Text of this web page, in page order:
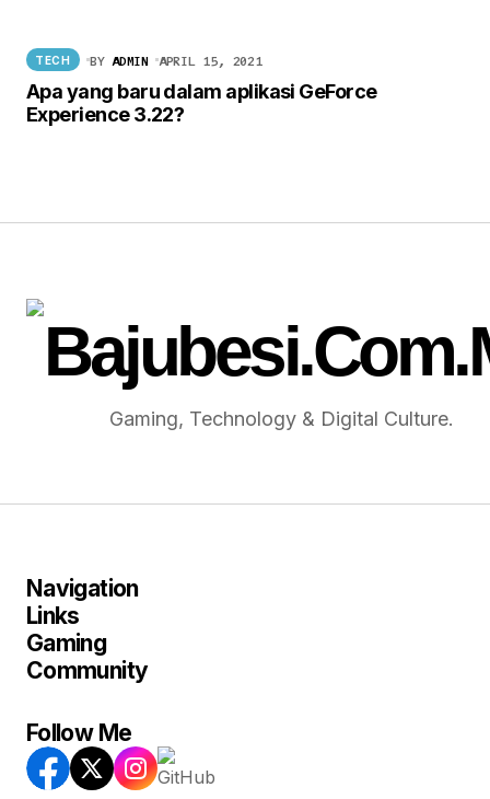
TECH BY ADMIN APRIL 15, 2021
Apa yang baru dalam aplikasi GeForce
Experience 3.22?
Gaming, Technology & Digital Culture.
Navigation
Links
Gaming
Community
Follow Me